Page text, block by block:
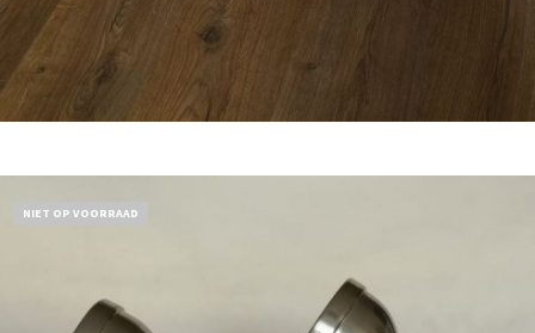
NIET OP VOORRAAD